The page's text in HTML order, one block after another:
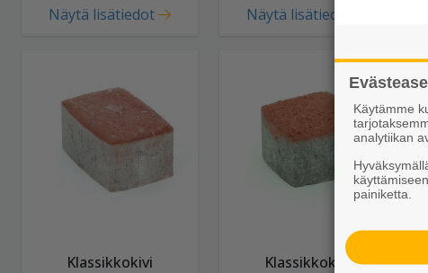
Näytä lisätiedot Näytä lisätiedot
Klassikkokivi
Klassikkokivi
Käytämme
analytiikan
painiketta.